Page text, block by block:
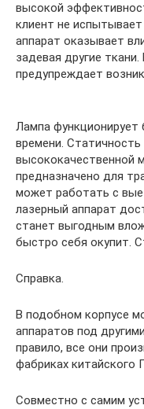
высокой
клиент не
аппарат оказывает
задевая другие
предупреждает
Лампа функционирует
времени.
высококачественной
предназначено для
может работать с
лазерный аппарат
станет выгодным
быстро себя окупит.
Справка.
В подобном корпусе
аппаратов под
правило, все они
фабриках китайского
Совместно с самим